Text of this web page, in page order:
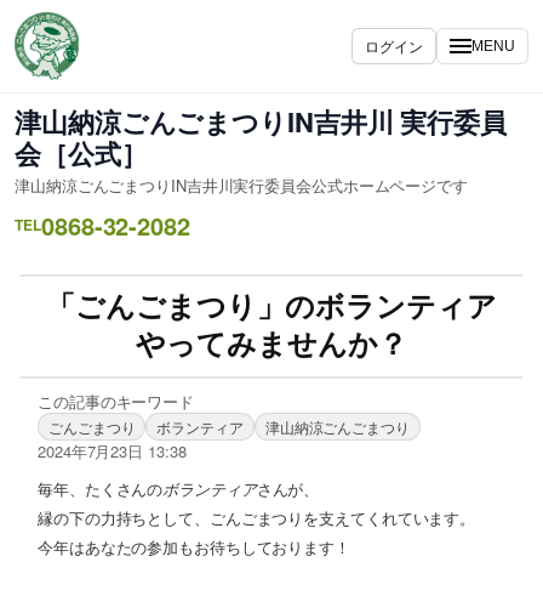
ログイン MENU
津山納涼ごんごまつりIN吉井川 実行委員
会［公式］
津山納涼ごんごまつりIN吉井川実行委員会公式ホームページです
TEL0868-32-2082
「ごんごまつり」のボランティア
やってみませんか？
この記事のキーワード
ごんごまつり ボランティア 津山納涼ごんごまつり
2024年7月23日 13:38
毎年、たくさんのボランティアさんが、
縁の下の力持ちとして、ごんごまつりを支えてくれています。
今年はあなたの参加もお待ちしております！